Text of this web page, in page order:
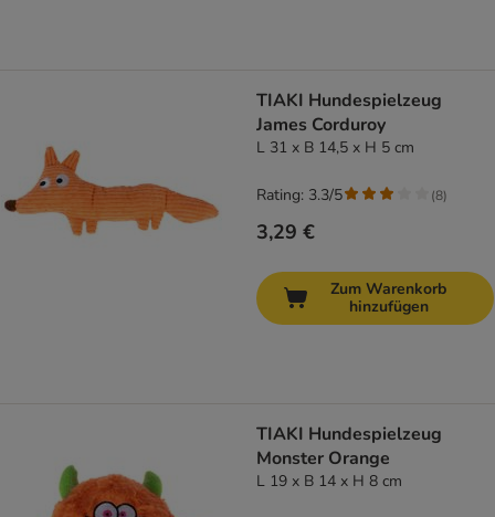
TIAKI Hundespielzeug
James Corduroy
L 31 x B 14,5 x H 5 cm
3,29 €
Rating: 3.3/5 (8)
Zum Warenkorb
hinzufügen
TIAKI Hundespielzeug
Monster Orange
L 19 x B 14 x H 8 cm